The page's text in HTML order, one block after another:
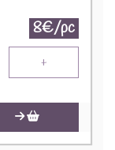
8€/pc
+